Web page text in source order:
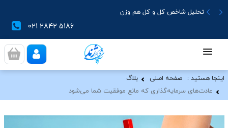
تحلیل شاخص کل و کل هم وزن
021 2842 5186
اینجا هستید : صفحه اصلی
بلاگ
عادت‌های سرمایه‌گذاری که مانع موفقیت شما می‌شود